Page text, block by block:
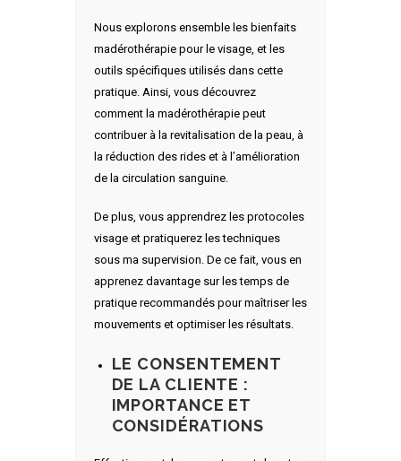
Nous explorons ensemble les bienfaits
madérothérapie pour le visage, et les
outils spécifiques utilisés dans cette
pratique. Ainsi, vous découvrez
comment la madérothérapie peut
contribuer à la revitalisation de la peau, à
la réduction des rides et à l’amélioration
de la circulation sanguine.
De plus, vous apprendrez les protocoles
visage et pratiquerez les techniques
sous ma supervision. De ce fait, vous en
apprenez davantage sur les temps de
pratique recommandés pour maîtriser les
mouvements et optimiser les résultats.
LE CONSENTEMENT
DE LA CLIENTE :
IMPORTANCE ET
CONSIDÉRATIONS